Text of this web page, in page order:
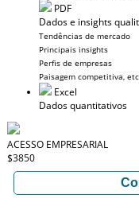
PDF
Dados e insights
Tendências de mercado
Principais insights
Perfis de empresas
Paisagem competitiva,
Excel
Dados quantitativos
ACESSO EMPRESARIAL
$3850